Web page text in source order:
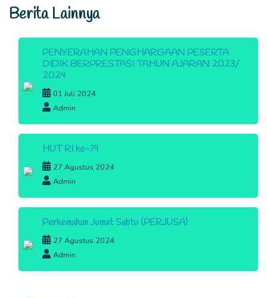
Berita Lainnya
PENYERAHAN PENGHARGAAN PESERTA
DIDIK BERPRESTASI TAHUN AJARAN 2023/
2024
01 Juli 2024
Admin
HUT RI ke-79
27 Agustus 2024
Admin
Perkemahan Jumat Sabtu (PERJUSA)
27 Agustus 2024
Admin